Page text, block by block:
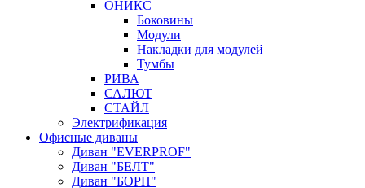
ОНИКС
Боковины
Модули
Накладки для модулей
Тумбы
РИВА
САЛЮТ
СТАЙЛ
Электрификация
Офисные диваны
Диван "EVERPROF"
Диван "БЕЛТ"
Диван "БОРН"